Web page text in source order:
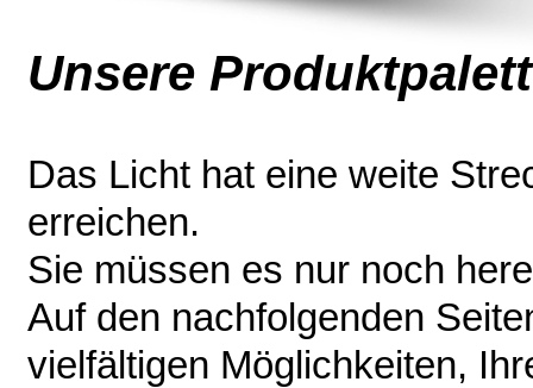
Unsere
Das Licht hat eine weite
erreichen.
Sie müssen es nur noch
Auf den nachfolgenden
vielfältigen Möglichkeiten,